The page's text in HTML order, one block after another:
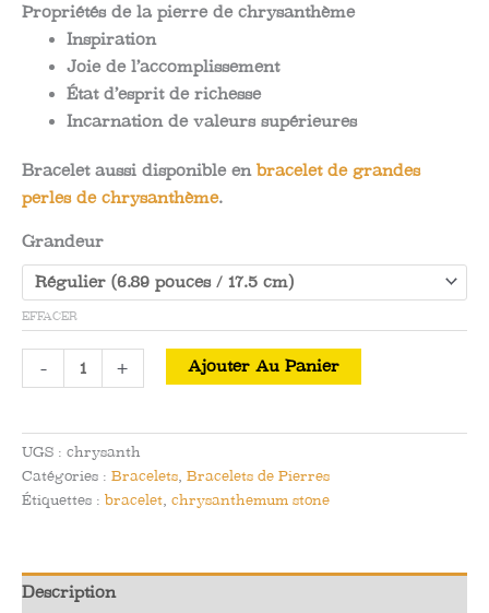
Propriétés de la pierre de chrysanthème
Inspiration
Joie de l’accomplissement
État d’esprit de richesse
Incarnation de valeurs supérieures
Bracelet aussi disponible en bracelet de grandes
perles de chrysanthème.
Grandeur
EFFACER
-
quantité
de
pierre
de
chrysanthème
Inspiration
+ Ajouter Au Panier
UGS : chrysanth
Catégories : Bracelets, Bracelets de Pierres
Étiquettes : bracelet, chrysanthemum stone
Description